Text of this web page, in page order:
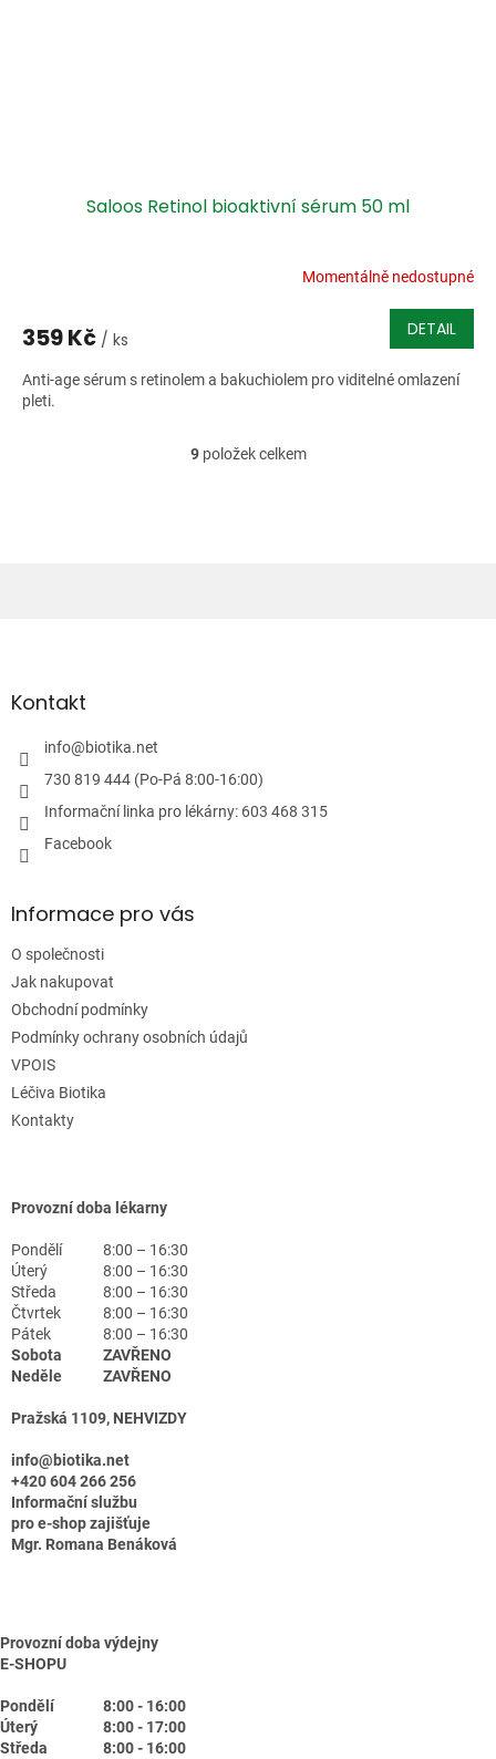
Saloos Retinol bioaktivní sérum 50 ml
Momentálně nedostupné
359 Kč / ks DETAIL
Anti-age sérum s retinolem a bakuchiolem pro viditelné omlazení
pleti.
O
p
i
s
9položek celkem
aKontakt
info@biotika.net
730 819 444 (Po-Pá 8:00-16:00)
Informační linka pro lékárny: 603 468 315
Facebook
Informace pro vás
O společnosti
Jak nakupovat
Obchodní podmínky
Podmínky ochrany osobních údajů
VPOIS
Léčiva Biotika
Kontakty
Provozní doba lékarny
Pondělí
8:00 – 16:30
Úterý
8:00 – 16:30
Středa
8:00 – 16:30
Čtvrtek
8:00 – 16:30
Pátek
8:00 – 16:30
Sobota
ZAVŘENO
Neděle
ZAVŘENO
Pražská 1109, NEHVIZDY
info@biotika.net
+420 604 266 256
Informační službu
pro e-shop zajišťuje
Mgr. Romana Benáková
Provozní doba výdejny
E-SHOPU
Pondělí
8:00 - 16:00
Úterý
8:00 - 17:00
Středa
8:00 - 16:00